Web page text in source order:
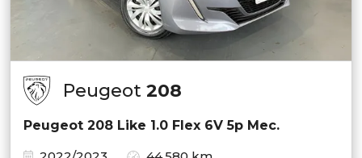
Peugeot 208
Peugeot 208 Like 1.0 Flex 6V 5p Mec.